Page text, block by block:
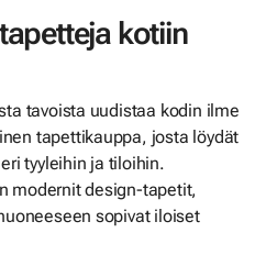
kotiin
tavoista uudistaa kodin ilme
tapettikauppa, josta löydät
tyyleihin ja tiloihin.
modernit design-tapetit,
sopivat iloiset